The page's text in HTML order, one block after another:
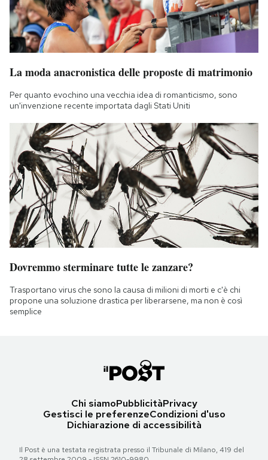
La moda anacronistica delle proposte di matrimonio
Per quanto evochino una vecchia idea di romanticismo, sono
un'invenzione recente importata dagli Stati Uniti
Dovremmo sterminare tutte le zanzare?
Trasportano virus che sono la causa di milioni di morti e c'è chi
propone una soluzione drastica per liberarsene, ma non è così
semplice
Chi siamoPubblicitàPrivacy
Gestisci le preferenzeCondizioni d'uso
Dichiarazione di accessibilità
Il Post è una testata registrata presso il Tribunale di Milano, 419 del